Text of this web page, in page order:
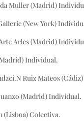
Muller (Madrid)
(New York)
Arte Arles (Madrid)
Individual.
Ruiz Mateos
(Madrid) Individual.
(Lisboa) Colectiva.